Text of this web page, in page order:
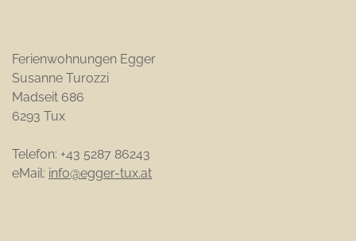
Ferienwohnungen Egger
Susanne Turozzi
Madseit 686
6293 Tux
Telefon: +43 5287 86243
eMail: info@egger-tux.at